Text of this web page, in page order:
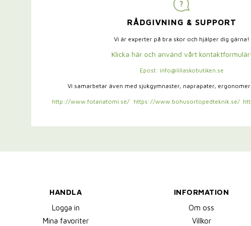
RÅDGIVNING & SUPPORT
Vi är experter på bra skor och hjälper dig gärna!
Klicka här och använd vårt kontaktformulär!
Epost: info@lillaskobutiken.se
Vi samarbetar även med sjukgymnaster, naprapater,
http://www.fotanatomi.se/ https://www.bohusortopedteknik.se/
HANDLA
Logga in
Mina favoriter
INFORMATION
Om oss
Villkor